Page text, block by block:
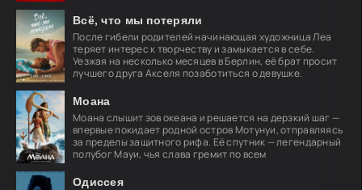
Всё, что мы потеряли
После гибели родителей начинающая художница Леа
теряет интерес к творчеству и замыкается в себе.
Уезжая на несколько месяцев в Берлин, её брат просит
лучшего друга Акселя позаботиться о девушке.
Моана
Моана слышит зов океана и решается на дерзкий шаг —
впервые покидает родной остров Мотунуи, отправляясь
за пределы защитного рифа. Её спутник — легендарный
полубог Мауи, чья слава гремит по всем
Одиссея